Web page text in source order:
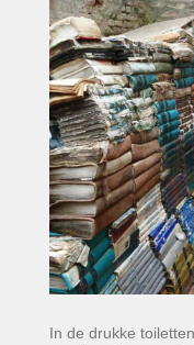
In de drukke